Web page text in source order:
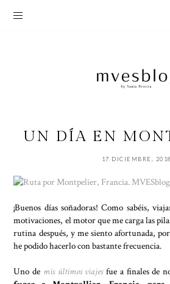
UN DÍA EN
17 DICIEMBRE, 2018
¡Buenos días soñadoras! Como sabéis,
motivaciones, el motor que me carga las
rutina después, y me siento afortunada,
he podido hacerlo con bastante frecuencia.
Uno de mis últimos viajes fue a finales de